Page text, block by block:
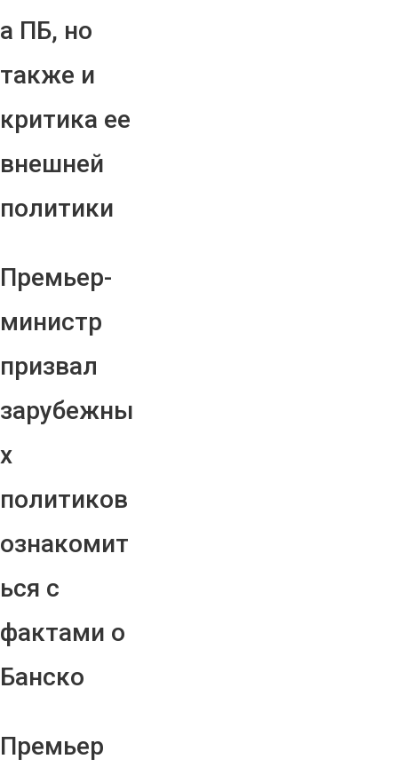
а ПБ, но
также и
критика ее
внешней
политики
Премьер-
министр
призвал
зарубежны
х
политиков
ознакомит
ься с
фактами о
Банско
Премьер